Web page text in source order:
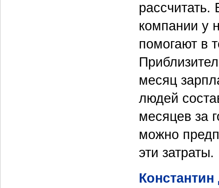
рассчитать.
компании у
помогают в
месяц
людей
месяцев за
можно
эти затраты.